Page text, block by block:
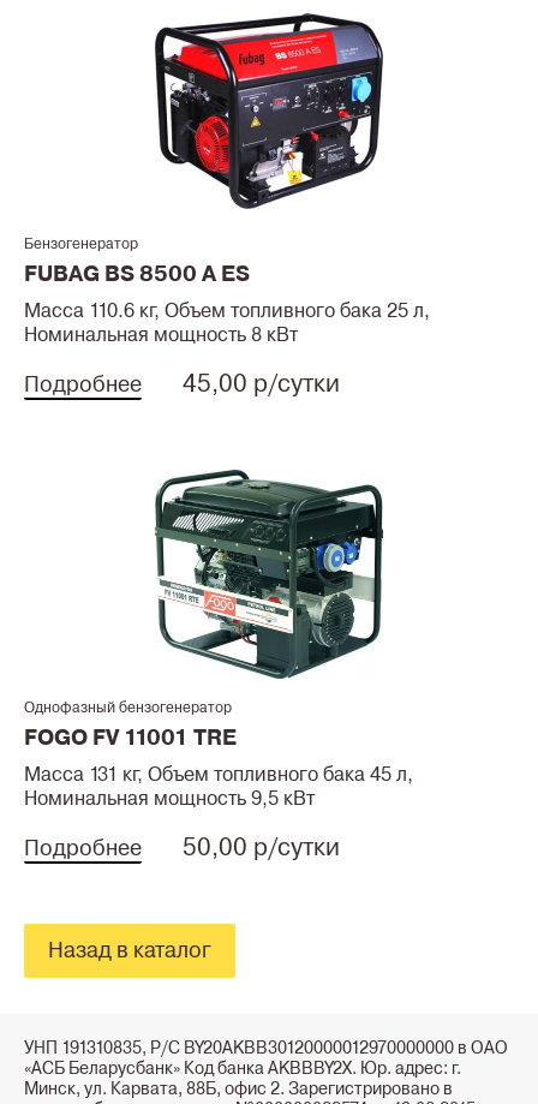
Бензогенератор
FUBAG BS 8500 A ES
Масса 110.6 кг, Объем топливного бака 25 л,
Номинальная мощность 8 кВт
Подробнее 45,00 р/сутки
Однофазный бензогенератор
FOGO FV 11001 TRE
Масса 131 кг, Объем топливного бака 45 л,
Номинальная мощность 9,5 кВт
Подробнее 50,00 р/сутки
Назад в каталог
УНП 191310835, Р/С BY20AKBB30120000012970000000 в ОАО
«АСБ Беларусбанк» Код банка AKBBBY2X. Юр. адрес: г.
Минск, ул. Карвата, 88Б, офис 2. Зарегистрировано в